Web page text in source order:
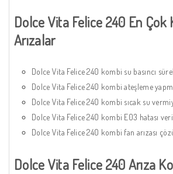
Dolce Vita Felice 240 En Çok
Arızalar
Dolce Vita Felice 240 kombi su basıncı
Dolce Vita Felice 240 kombi ateşleme
Dolce Vita Felice 240 kombi sıcak su
Dolce Vita Felice 240 kombi E03 hatası
Dolce Vita Felice 240 kombi fan arızası
Dolce Vita Felice 240 Arıza